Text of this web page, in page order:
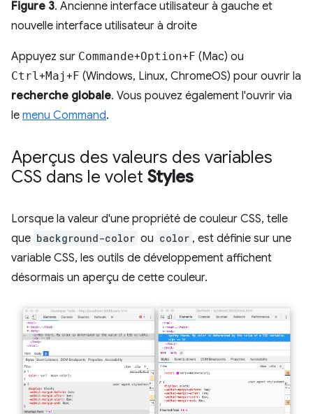
Figure 3. Ancienne interface utilisateur à gauche et
nouvelle interface utilisateur à droite
Appuyez sur Commande+Option+F (Mac) ou
Ctrl+Maj+F (Windows, Linux, ChromeOS) pour ouvrir la
recherche globale. Vous pouvez également l'ouvrir via
le menu Command.
Aperçus des valeurs des variables
CSS dans le volet Styles
Lorsque la valeur d'une propriété de couleur CSS, telle
que background-color ou color , est définie sur une
variable CSS, les outils de développement affichent
désormais un aperçu de cette couleur.